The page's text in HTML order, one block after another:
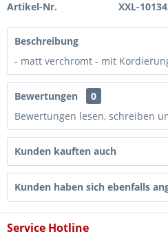
Artikel-Nr. XXL-
Beschreibung
- matt verchromt - mit
Bewertungen
0
Bewertungen lesen, schreiben
Kunden kauften auch
Kunden haben sich ebenfalls
Service Hotline